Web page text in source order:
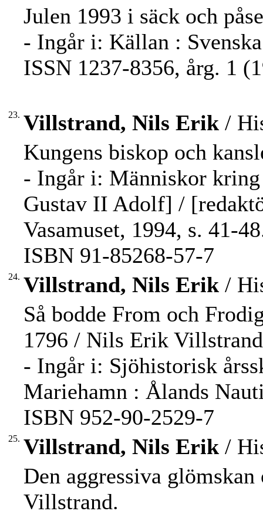
Julen 1993 i säck och
- Ingår i: Källan :
ISSN 1237-8356, årg. 1
23. Villstrand, Nils Erik /
Kungens biskop och
- Ingår i: Människor
Gustav II Adolf] /
Vasamuset, 1994, s. 41-
ISBN 91-85268-57-7
24. Villstrand, Nils Erik /
Så bodde From och
1796 / Nils Erik
- Ingår i: Sjöhistorisk
Mariehamn : Ålands
ISBN 952-90-2529-7
25. Villstrand, Nils Erik /
Den aggressiva
Villstrand.